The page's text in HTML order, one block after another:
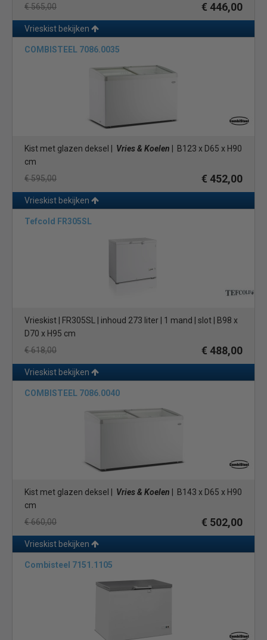
€ 565,00
€ 446,00
Vrieskist bekijken
COMBISTEEL 7086.0035
Kist met glazen deksel | Vries & Koelen | B123 x D65 x H90
cm
€ 595,00
€ 452,00
Vrieskist bekijken
Tefcold FR305SL
Vrieskist | FR305SL | inhoud 273 liter | 1 mand | slot | B98 x
D70 x H95 cm
€ 618,00
€ 488,00
Vrieskist bekijken
COMBISTEEL 7086.0040
Kist met glazen deksel | Vries & Koelen | B143 x D65 x H90
cm
€ 660,00
€ 502,00
Vrieskist bekijken
Combisteel 7151.1105